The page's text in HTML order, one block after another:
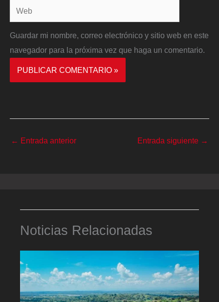
Web
Guardar mi nombre, correo electrónico y sitio web en este
navegador para la próxima vez que haga un comentario.
← Entrada anterior Entrada siguiente →
Noticias Relacionadas